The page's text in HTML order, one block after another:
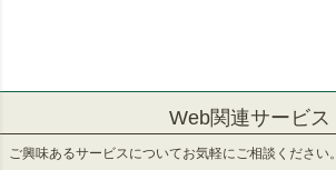
Web関連サービス
ご興味あるサービスについてお気軽にご相談ください。